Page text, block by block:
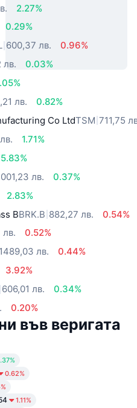
2.27%
0.29%
600,37 лв.
0.96%
лв.
0.03%
лв.
0.82%
Co LtdTSM 711,75
1.71%
лв.
0.37%
2.83%
BBRK.B 882,27 лв.
0.54%
лв.
0.52%
1489,03 лв.
0.44%
3.92%
606,01 лв.
0.34%
0.20%
във веригата
0.62%
1.11%